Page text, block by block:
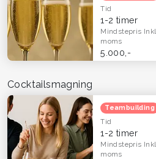
Tid
1-2 timer
Mindstepris Inkl.
moms
5.000,-
Cocktailsmagning
Teambuilding
Tid
1-2 timer
Mindstepris Inkl.
moms